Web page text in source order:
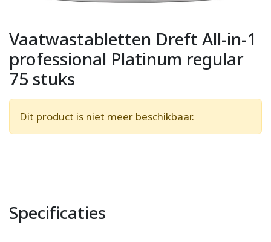
Vaatwastabletten Dreft All-in-1
professional Platinum regular
75 stuks
Dit product is niet meer beschikbaar.
Specificaties